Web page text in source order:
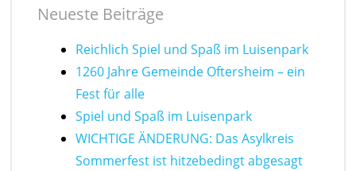
Neueste Beiträge
Reichlich Spiel und Spaß im Luisenpark
1260 Jahre Gemeinde Oftersheim – ein
Fest für alle
Spiel und Spaß im Luisenpark
WICHTIGE ÄNDERUNG: Das Asylkreis
Sommerfest ist hitzebedingt abgesagt